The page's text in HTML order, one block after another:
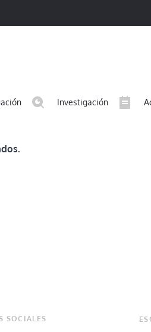
Investigación
SOCIALES